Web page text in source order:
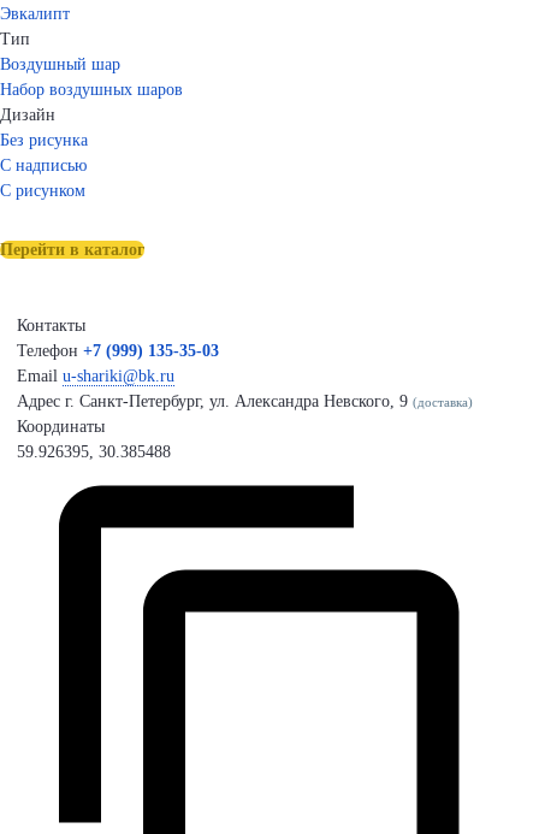
Эвкалипт
Тип
Воздушный шар
Набор воздушных шаров
Дизайн
Без рисунка
С надписью
С рисунком
Перейти в каталог
Контакты
Телефон +7 (999) 135-35-03
Email u-shariki@bk.ru
Адрес г. Санкт-Петербург, ул. Александра Невского, 9 (доставка)
Координаты
59.926395, 30.385488